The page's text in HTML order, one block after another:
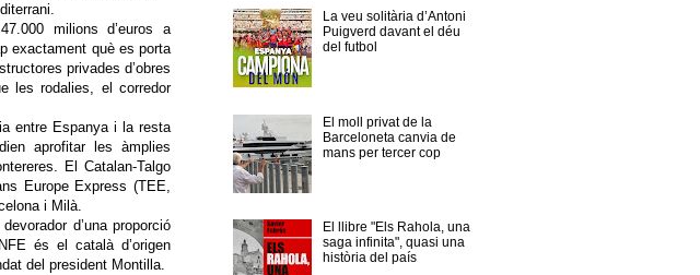
milions d’euros a
exactament què es porta
privades d’obres
les rodalies, el corredor
entre Espanya i la resta
aprofitar les àmplies
El Catalan-Talgo
Europe Express (TEE,
i Milà.
d’una proporció
és el català d’origen
del president Montilla.
La veu solitària d’Antoni
Puigverd davant el déu
del futbol
El moll privat de la
Barceloneta canvia de
mans per tercer cop
El llibre "Els Rahola, una
saga infinita", quasi una
història del país